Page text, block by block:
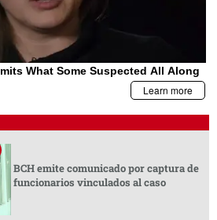
BCH emite comunicado por captura de
funcionarios vinculados al caso